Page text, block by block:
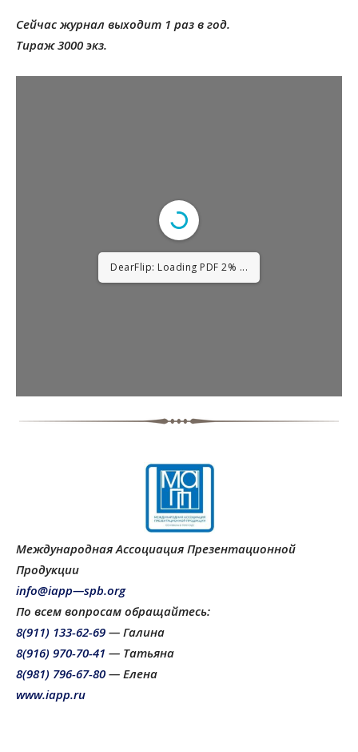
Сейчас журнал выходит 1 раз в год.
Тираж 3000 экз.
Международная Ассоциация Презентационной